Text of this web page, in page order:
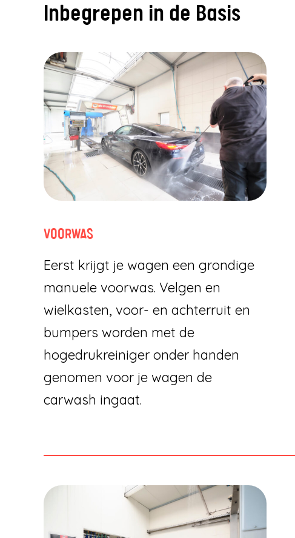
Inbegrepen in de Basis
VOORWAS
Eerst krijgt je wagen een grondige
manuele voorwas. Velgen en
wielkasten, voor- en achterruit en
bumpers worden met de
hogedrukreiniger onder handen
genomen voor je wagen de
carwash ingaat.